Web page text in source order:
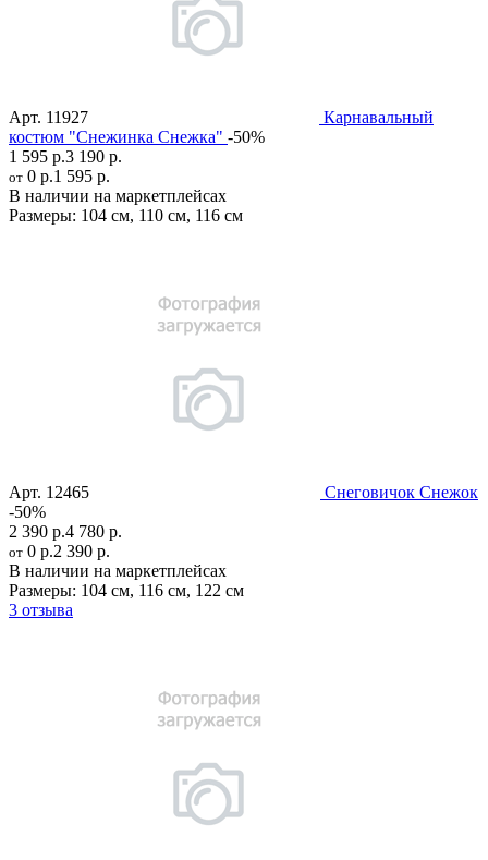
Арт. 11927
Карнавальный
костюм "Снежинка Снежка" -50%
1 595 р.3 190 р.
от 0 р.1 595 р.
В наличии на маркетплейсах
Размеры: 104 см, 110 см, 116 см
Арт. 12465
Снеговичок Снежок
-50%
2 390 р.4 780 р.
от 0 р.2 390 р.
В наличии на маркетплейсах
Размеры: 104 см, 116 см, 122 см
3 отзыва